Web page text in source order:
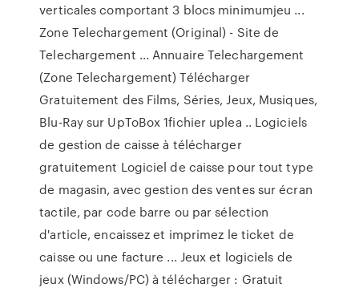
verticales comportant 3 blocs minimumjeu ...
Zone Telechargement (Original) - Site de
Telechargement ... Annuaire Telechargement
(Zone Telechargement) Télécharger
Gratuitement des Films, Séries, Jeux, Musiques,
Blu-Ray sur UpToBox 1fichier uplea .. Logiciels
de gestion de caisse à télécharger
gratuitement Logiciel de caisse pour tout type
de magasin, avec gestion des ventes sur écran
tactile, par code barre ou par sélection
d'article, encaissez et imprimez le ticket de
caisse ou une facture ... Jeux et logiciels de
jeux (Windows/PC) à télécharger : Gratuit